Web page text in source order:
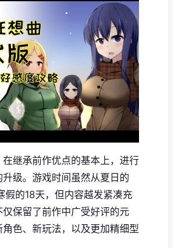
在继承前作优点的基本上，进行
级。游戏时间虽然从夏日的
假的18天，但内容越发紧凑充
保留了前作中广受好评的元
色、新玩法​​，以及更加精细型